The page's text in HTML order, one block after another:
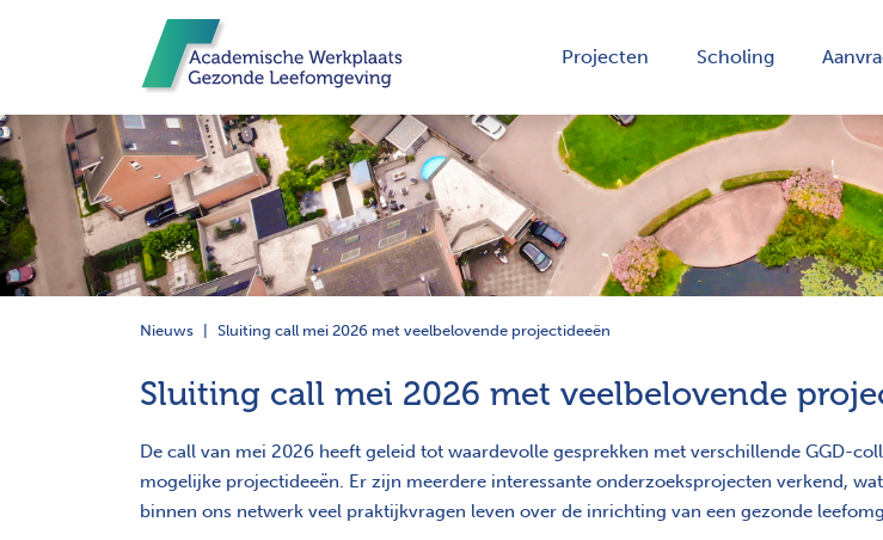
Projecten Scholing
Nieuws Sluiting call mei 2026 met veelbelovende projectideeën
Sluiting call mei 2026 met veelbelovende
De call van mei 2026 heeft geleid tot waardevolle gesprekken met verschillende GGD-
mogelijke projectideeën. Er zijn meerdere interessante onderzoeksprojecten verkend,
binnen ons netwerk veel praktijkvragen leven over de inrichting van een gezonde